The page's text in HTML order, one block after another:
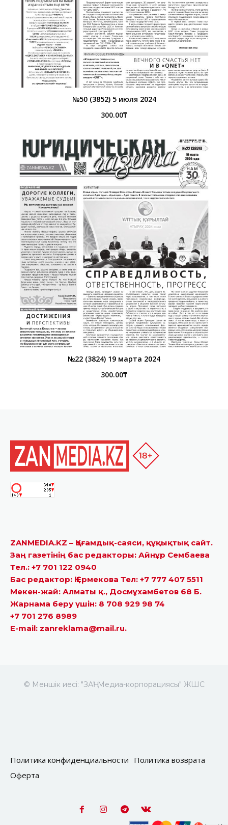
№50 (3852) 5 июля 2024
300.00₸
№22 (3824) 19 марта 2024
300.00₸
ZANMEDIA.KZ – Қоғамдық-саяси, құқықтық сайт.
Заң газетінің бас редакторы: Айнұр Сембаева
Тел.: +7 701 122 0940
Бас редактор: Қ.Ермекова Тел: +7 777 407 5511
Мекен-жай: Алматы қ., Досмұхамбетов 68 Б.
Жарнама беру үшін: 8 708 929 98 74
+7 701 276 8989
E-mail: zanreklama@mail.ru.
© Меншік иесі: "ЗАҢ" Медиа-корпорациясы" ЖШС
Политика конфиденциальности Политика возврата
Оферта